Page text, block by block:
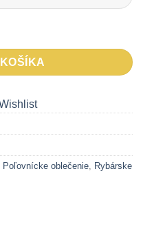
rukávom Somel
Poľovnícke oblečenie, Rybárske